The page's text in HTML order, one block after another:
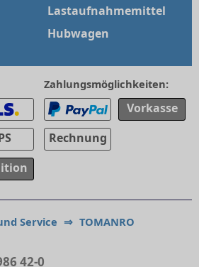
Lastaufnahmemittel
Hubwagen
Zahlungsmöglichkeiten:
Vorkasse
Rechnung
Service ⇒ TOMANRO
42-0